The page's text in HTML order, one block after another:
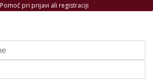
Pomoč pri prijavi ali registraciji